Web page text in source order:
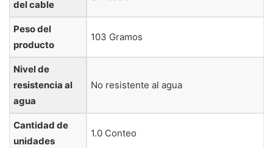
del cable
Peso del
producto
‎103 Gramos
Nivel de
resistencia al
agua
‎No resistente al agua
Cantidad de
unidades
‎1.0 Conteo